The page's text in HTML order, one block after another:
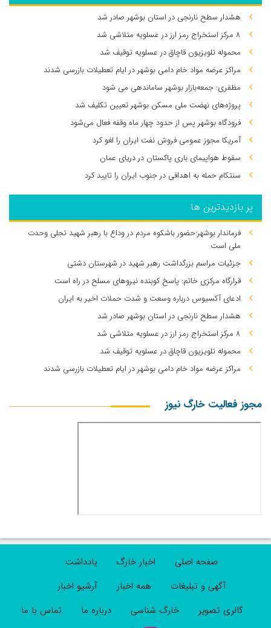
هشدار سطح نارنجی در استان بوشهر صادر شد
۸ مرکز استخراج رمز ارز در عسلویه متلاشی شد
محموله تلویزیون قاچاق در عسلویه توقیف شد
مراکز عرضه مواد خام دامی بوشهر در ایام تعطیلات بازرسی شدند
مظفری: جمعه‌بازار بوشهر ساماندهی می‌ شود
پروژه‌های نهضت ملی مسکن بوشهر تعیین تکلیف شد
فرودگاه بوشهر پس از حدود چهار ماه وقفه فعال می‌شود
آمریکا مجوز عمومی فروش نفت ایران را لغو کرد
سقوط هواپیمای باری پاکستان در دریای عمان
سنتکام حمله به اهدافی در جنوب ایران را تایید کرد
پر بازدیدترین ها
فرماندار بوشهر:حضور باشکوه مردم در وداع با رهبر شهید تجلی وحدت
ملی است
جزئیات مراسم بزرگداشت رهبر شهید در شهرستان دشتی
قرارگاه مرکزی خاتم: پاسخ کوبنده نیروهای مسلح در راه است
ادعای آکسیوس درباره وسعت و شدت حملات اخیر به ایران
هشدار سطح نارنجی در استان بوشهر صادر شد
۸ مرکز استخراج رمز ارز در عسلویه متلاشی شد
محموله تلویزیون قاچاق در عسلویه توقیف شد
مراکز عرضه مواد خام دامی بوشهر در ایام تعطیلات بازرسی شدند
مجوز فعالیت خارگ نیوز
صفحه اصلی اخبار خارگ
یادداشت
آگهی و تبلیغات
همه اخبار
آرشیو اخبار
گالری تصویر
خارگ شناسی درباره ما تماس با ما